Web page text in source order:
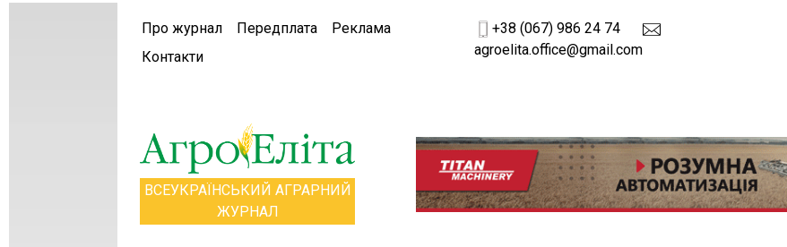
Про журнал Передплата
Реклама
Контакти
+38 (067) 986 24 74
agroelita.office@gmail.com
ВСЕУКРАЇНСЬКИЙ АГРАРНИЙ
ЖУРНАЛ